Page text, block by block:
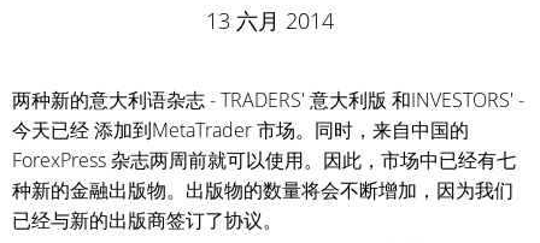
13 六月 2014
两种新的意大利语杂志 - TRADERS' 意大利版 和INVESTORS' -
今天已经 添加到MetaTrader 市场。同时，来自中国的
ForexPress 杂志两周前就可以使用。因此，市场中已经有七
种新的金融出版物。出版物的数量将会不断增加，因为我们
已经与新的出版商签订了协议。